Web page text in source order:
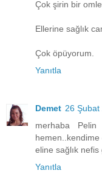
Çok şirin bir
Ellerine sağlık
Çok öpüyorum.
Yanıtla
Demet 26
merhaba
hemen..kendime
eline sağlık nefis
Yanıtla